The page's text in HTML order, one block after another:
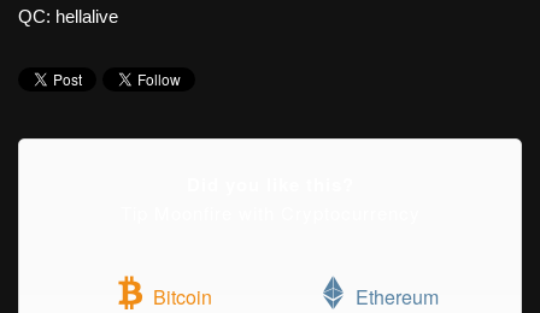
QC: hellalive
Bitcoin Ethereum